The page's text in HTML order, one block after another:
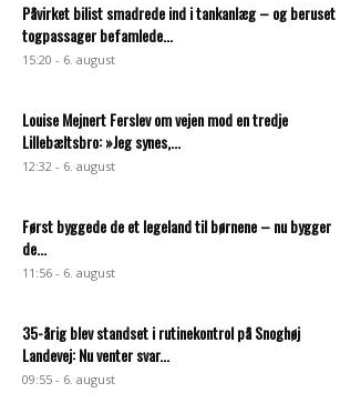
Påvirket bilist smadrede ind i tankanlæg – og beruset
togpassager befamlede...
15:20 - 6. august
Louise Mejnert Ferslev om vejen mod en tredje
Lillebæltsbro: »Jeg synes,...
12:32 - 6. august
Først byggede de et legeland til børnene – nu bygger
de...
11:56 - 6. august
35-årig blev standset i rutinekontrol på Snoghøj
Landevej: Nu venter svar...
09:55 - 6. august